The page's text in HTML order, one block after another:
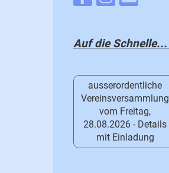
Auf die Schnelle...
ausserordentliche
Vereinsversammlung
vom Freitag,
28.08.2026 - Details
mit Einladung